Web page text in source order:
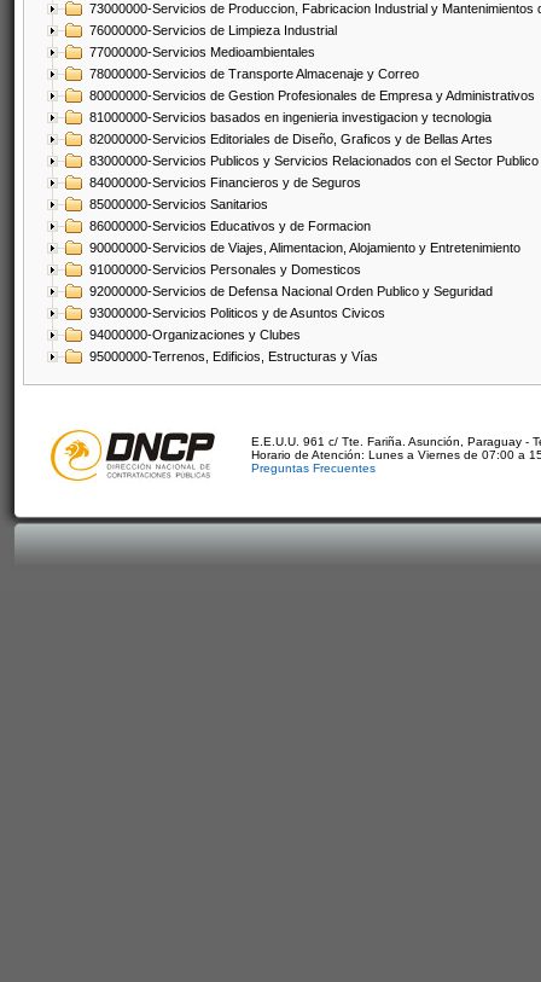
73000000-Servicios de Produccion, Fabricacion Industrial y Mantenimientos
76000000-Servicios de Limpieza Industrial
77000000-Servicios Medioambientales
78000000-Servicios de Transporte Almacenaje y Correo
80000000-Servicios de Gestion Profesionales de Empresa y Administrativos
81000000-Servicios basados en ingenieria investigacion y tecnologia
82000000-Servicios Editoriales de Diseño, Graficos y de Bellas Artes
83000000-Servicios Publicos y Servicios Relacionados con el Sector Publico
84000000-Servicios Financieros y de Seguros
85000000-Servicios Sanitarios
86000000-Servicios Educativos y de Formacion
90000000-Servicios de Viajes, Alimentacion, Alojamiento y Entretenimiento
91000000-Servicios Personales y Domesticos
92000000-Servicios de Defensa Nacional Orden Publico y Seguridad
93000000-Servicios Politicos y de Asuntos Civicos
94000000-Organizaciones y Clubes
95000000-Terrenos, Edificios, Estructuras y Vías
E.E.U.U. 961 c/ Tte. Fariña. Asunción, Paraguay -
Horario de Atención: Lunes a Viernes de 07:00 a
Preguntas Frecuentes